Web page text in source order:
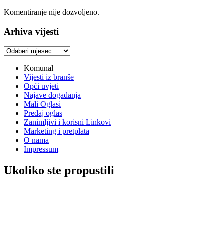
Komentiranje nije dozvoljeno.
Arhiva vijesti
Arhiva
Komunal
Vijesti iz branše
Opći uvjeti
Najave događanja
Mali Oglasi
Predaj oglas
Zanimljivi i korisni Linkovi
Marketing i pretplata
O nama
Impressum
Ukoliko ste propustili